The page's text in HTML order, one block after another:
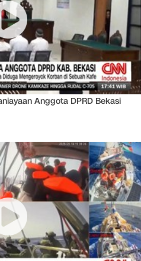
Anggota DPRD Bekasi